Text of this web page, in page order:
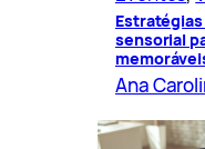
sensorial
Ana